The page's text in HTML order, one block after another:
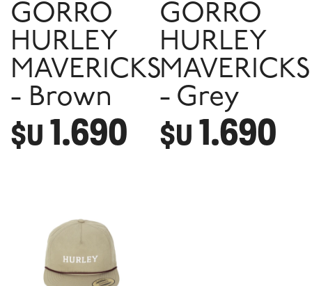
GORRO
HURLEY
MAVERICKS
- Brown
$U 1.690
GORRO
HURLEY
MAVERICKS
- Grey
$U 1.690